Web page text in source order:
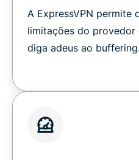
A ExpressVPN permite
limitações do provedor
diga adeus ao buffering.